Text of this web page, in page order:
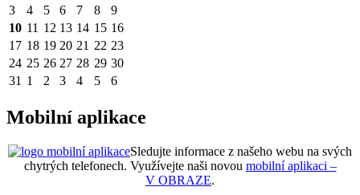
3
4 5 6 7 8
9
10 11 12 13 14 15 16
17 18 19 20 21 22 23
24 25 26 27 28 29 30
31 1 2 3 4 5 6
Mobilní aplikace
Sledujte informace z našeho webu na svých
chytrých telefonech. Využívejte naši novou mobilní aplikaci –
V OBRAZE.